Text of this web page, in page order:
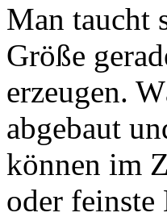
Man taucht
Größe
erzeugen.
abgebaut
können im
oder